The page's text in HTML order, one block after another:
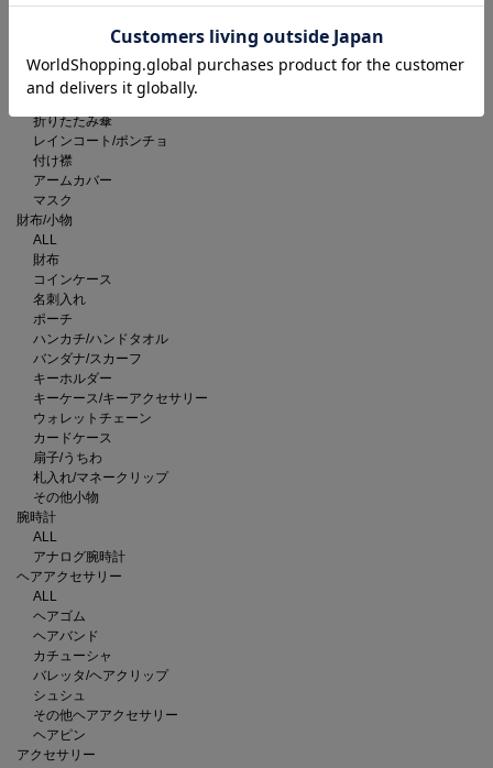
手袋
ネックウォーマー/スヌード
折りたたみ傘
レインコート/ポンチョ
付け襟
アームカバー
マスク
財布/小物
ALL
財布
コインケース
名刺入れ
ポーチ
ハンカチ/ハンドタオル
バンダナ/スカーフ
キーホルダー
キーケース/キーアクセサリー
ウォレットチェーン
カードケース
扇子/うちわ
札入れ/マネークリップ
その他小物
腕時計
ALL
アナログ腕時計
ヘアアクセサリー
ALL
ヘアゴム
ヘアバンド
カチューシャ
バレッタ/ヘアクリップ
シュシュ
その他ヘアアクセサリー
ヘアピン
アクセサリー